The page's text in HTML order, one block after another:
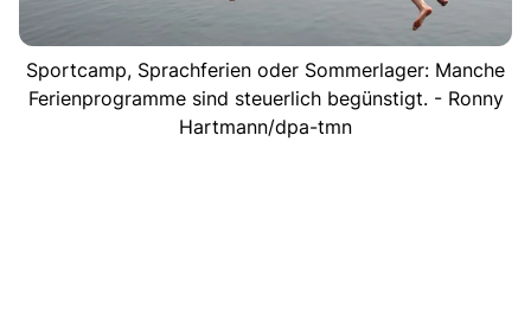
Sportcamp, Sprachferien oder Sommerlager: Manche
Ferienprogramme sind steuerlich begünstigt. - Ronny
Hartmann/dpa-tmn